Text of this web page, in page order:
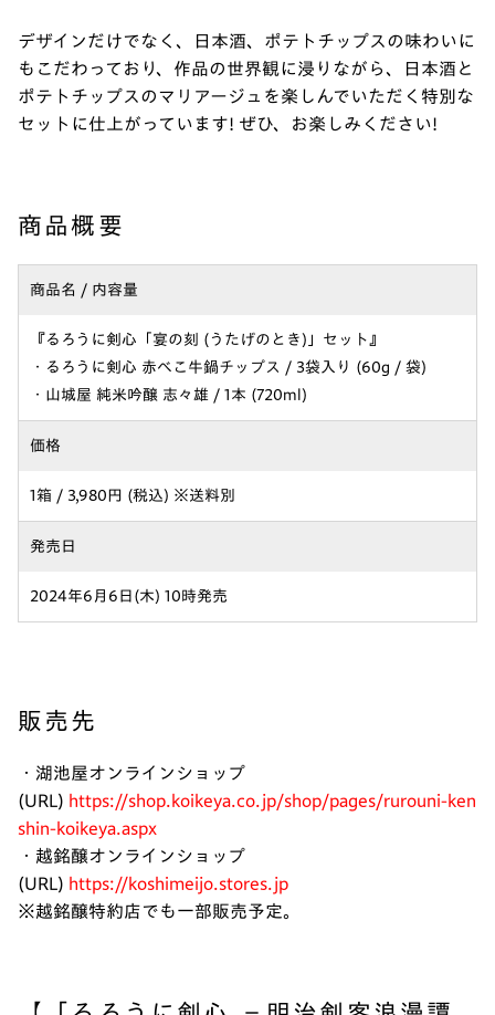
デザインだけでなく、日本酒、ポテトチップスの味わいに
もこだわっており、作品の世界観に浸りながら、日本酒と
ポテトチップスのマリアージュを楽しんでいただく特別な
セットに仕上がっています! ぜひ、お楽しみください!
商品概要
商品名 / 内容量
『るろうに剣心「宴の刻 (うたげのとき)」セット』
・るろうに剣心 赤べこ牛鍋チップス / 3袋入り (60g / 袋)
・山城屋 純米吟醸 志々雄 / 1本 (720ml)
価格
1箱 / 3,980円 (税込) ※送料別
発売日
2024年6月6日(木) 10時発売
販売先
・湖池屋オンラインショップ
(URL) https://shop.koikeya.co.jp/shop/pages/rurouni-ken
shin-koikeya.aspx
・越銘醸オンラインショップ
(URL) https://koshimeijo.stores.jp
※越銘醸特約店でも一部販売予定。